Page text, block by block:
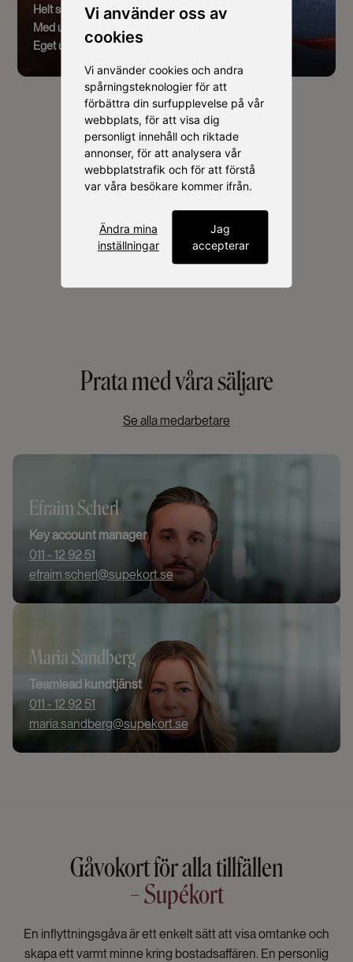
Vi använder oss av
cookies
Vi använder cookies och andra
spårningsteknologier för att
förbättra din surfupplevelse på vår
webbplats, för att visa dig
personligt innehåll och riktade
annonser, för att analysera vår
webbplatstrafik och för att förstå
var våra besökare kommer ifrån.
Jag
accepterar
Ändra mina
inställningar
Helt skräddarsytt
Med utrymme för ert varumärke
Eget utvalt sortiment
Våra kunder
Prata med våra säljare
Se alla medarbetare
Efraim Scherl
Key account manager
011 - 12 92 51
efraim.scherl@supekort.se
Maria Sandberg
Teamlead kundtjänst
011 - 12 92 51
maria.sandberg@supekort.se
Gåvokort för alla tillfällen
– Supékort
En inflyttningsgåva är ett enkelt sätt att visa omtanke och
skapa ett varmt minne kring bostadsaffären. En personlig